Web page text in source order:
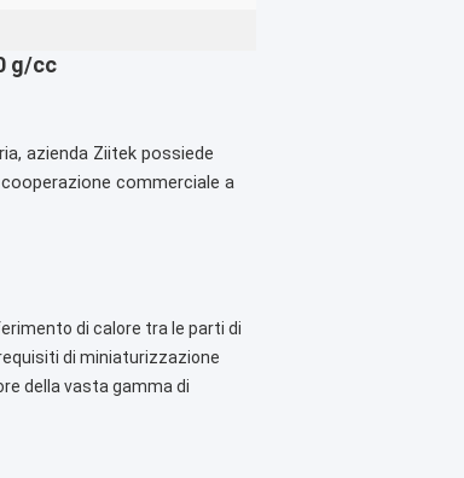
g/cc
azienda Ziitek possiede
commerciale a
di calore tra le parti di
di miniaturizzazione
della vasta gamma di